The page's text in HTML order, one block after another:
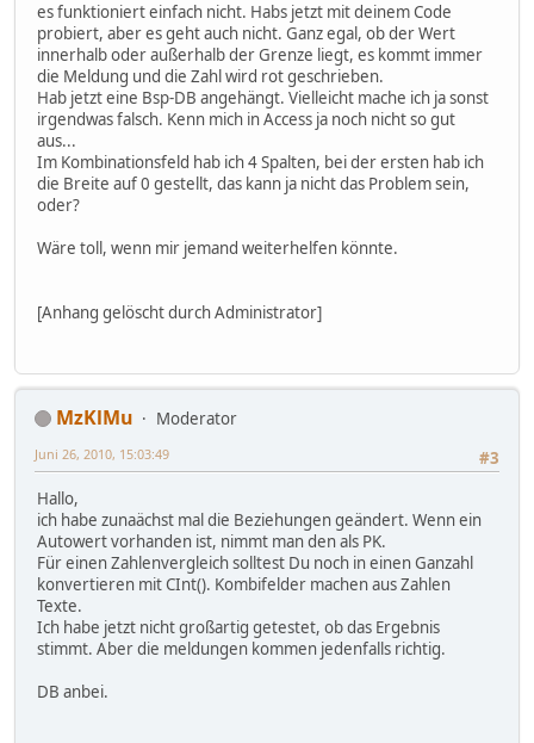
es funktioniert einfach nicht. Habs jetzt mit deinem Code
probiert, aber es geht auch nicht. Ganz egal, ob der Wert
innerhalb oder außerhalb der Grenze liegt, es kommt immer
die Meldung und die Zahl wird rot geschrieben.
Hab jetzt eine Bsp-DB angehängt. Vielleicht mache ich ja sonst
irgendwas falsch. Kenn mich in Access ja noch nicht so gut
aus...
Im Kombinationsfeld hab ich 4 Spalten, bei der ersten hab ich
die Breite auf 0 gestellt, das kann ja nicht das Problem sein,
oder?
Wäre toll, wenn mir jemand weiterhelfen könnte.
[Anhang gelöscht durch Administrator]
MzKlMu
Moderator
#3
Juni 26, 2010, 15:03:49
Hallo,
ich habe zunaächst mal die Beziehungen geändert. Wenn ein
Autowert vorhanden ist, nimmt man den als PK.
Für einen Zahlenvergleich solltest Du noch in einen Ganzahl
konvertieren mit CInt(). Kombifelder machen aus Zahlen
Texte.
Ich habe jetzt nicht großartig getestet, ob das Ergebnis
stimmt. Aber die meldungen kommen jedenfalls richtig.
DB anbei.